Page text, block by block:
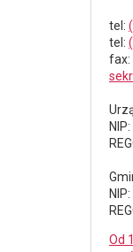
tel:
tel:
fax
Od